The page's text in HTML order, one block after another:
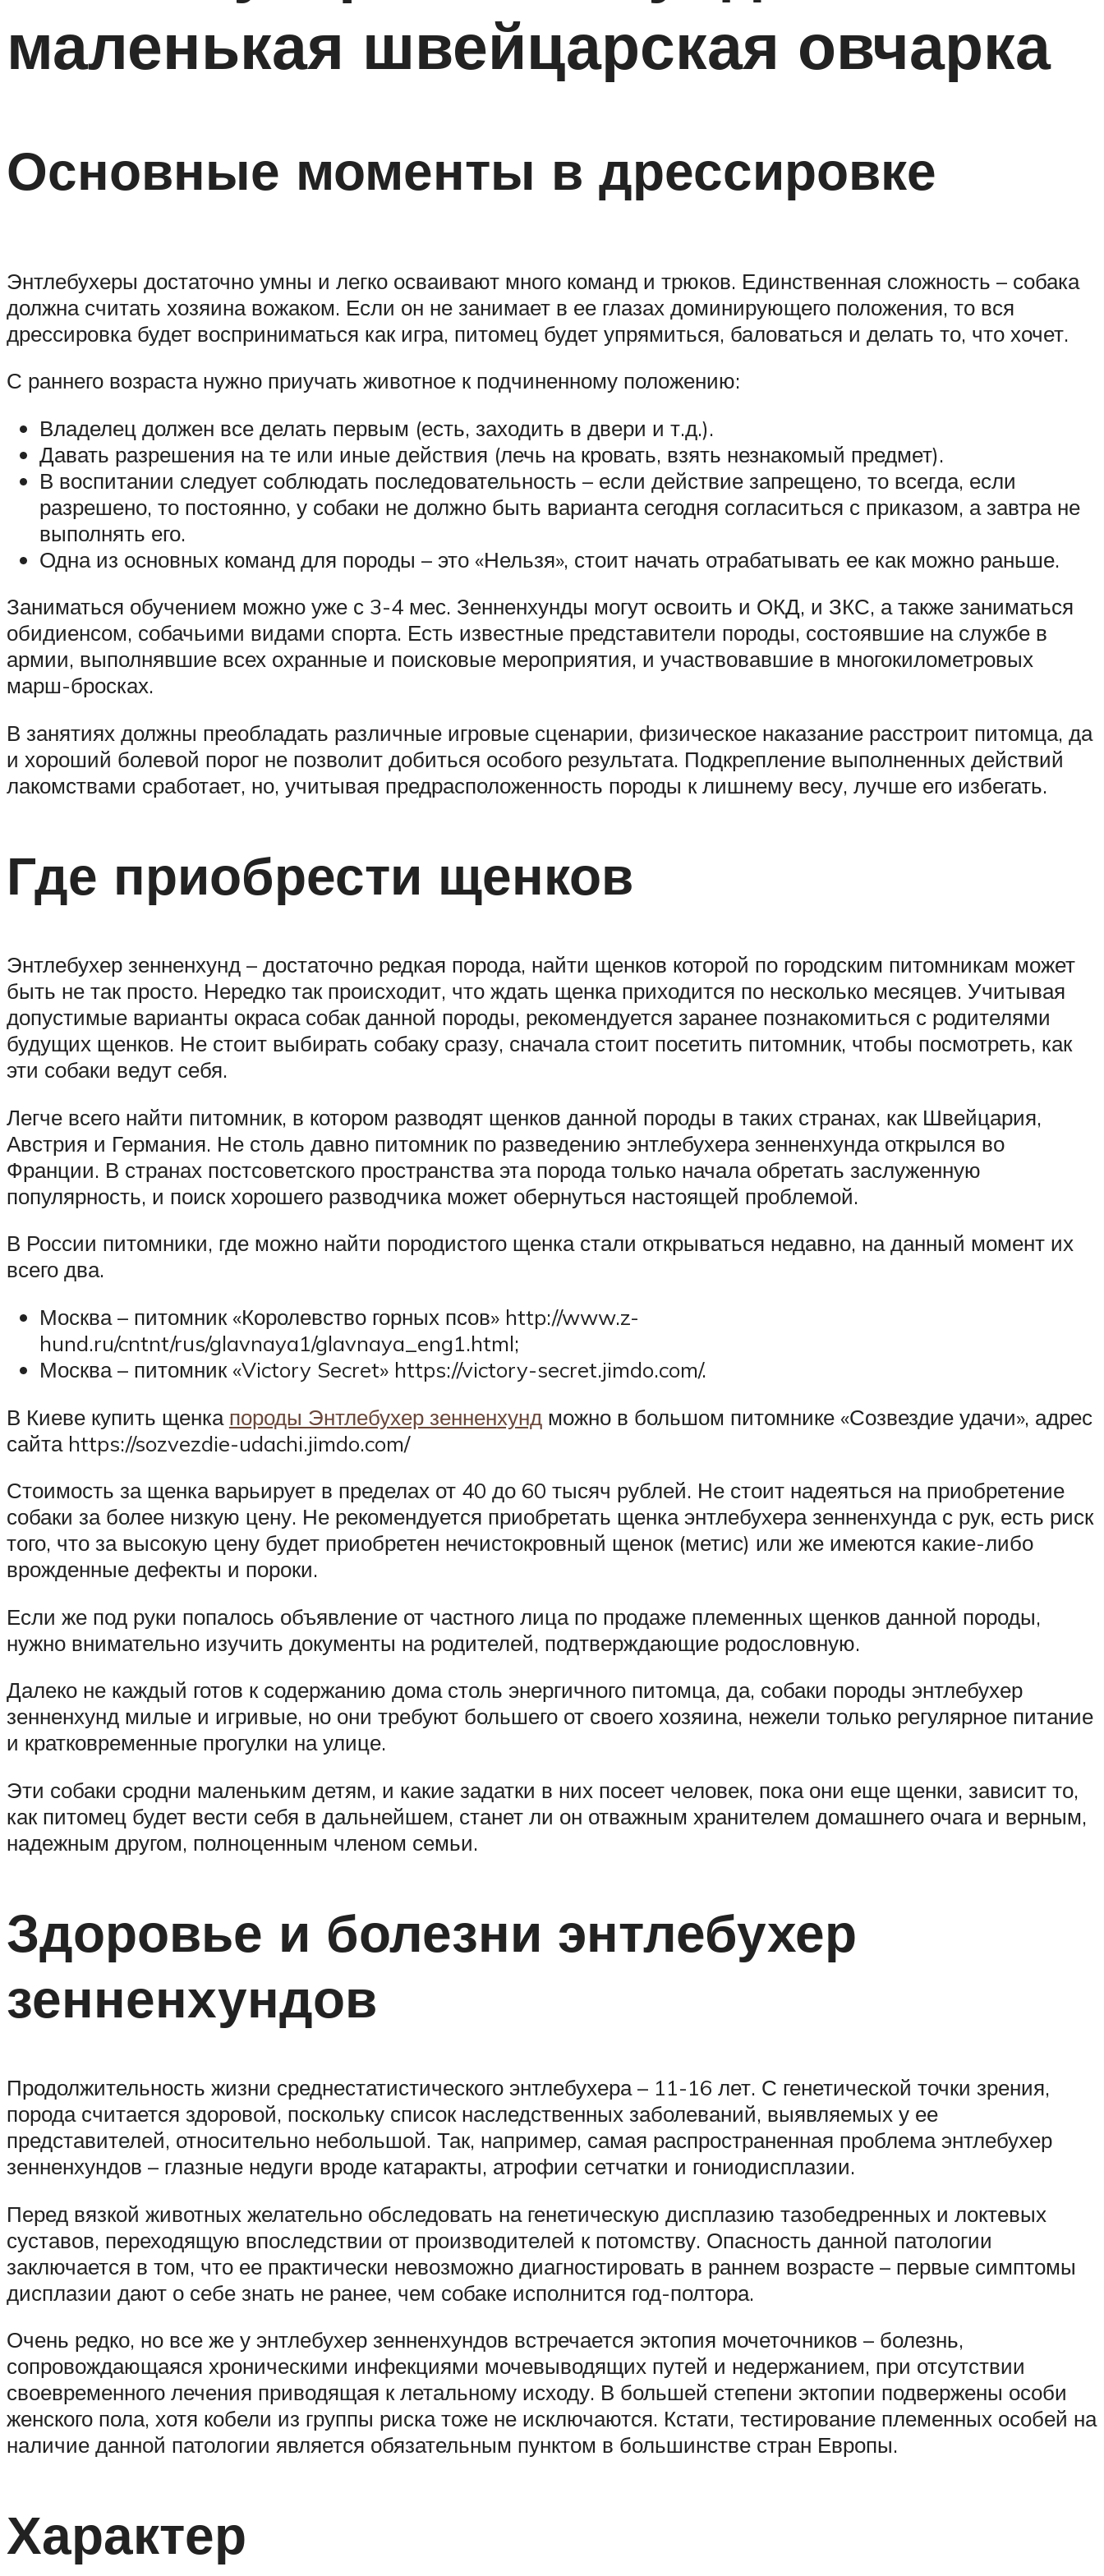
маленькая швейцарская овчарка
Основные моменты в дрессировке
Энтлебухеры достаточно умны и легко осваивают много команд и трюков. Единственная сложность – собака
должна считать хозяина вожаком. Если он не занимает в ее глазах доминирующего положения, то вся
дрессировка будет восприниматься как игра, питомец будет упрямиться, баловаться и делать то, что хочет.
С раннего возраста нужно приучать животное к подчиненному положению:
Владелец должен все делать первым (есть, заходить в двери и т.д.).
Давать разрешения на те или иные действия (лечь на кровать, взять незнакомый предмет).
В воспитании следует соблюдать последовательность – если действие запрещено, то всегда, если
разрешено, то постоянно, у собаки не должно быть варианта сегодня согласиться с приказом, а завтра не
выполнять его.
Одна из основных команд для породы – это «Нельзя», стоит начать отрабатывать ее как можно раньше.
Заниматься обучением можно уже с 3-4 мес. Зенненхунды могут освоить и ОКД, и ЗКС, а также заниматься
обидиенсом, собачьими видами спорта. Есть известные представители породы, состоявшие на службе в
армии, выполнявшие всех охранные и поисковые мероприятия, и участвовавшие в многокилометровых
марш-бросках.
В занятиях должны преобладать различные игровые сценарии, физическое наказание расстроит питомца, да
и хороший болевой порог не позволит добиться особого результата. Подкрепление выполненных действий
лакомствами сработает, но, учитывая предрасположенность породы к лишнему весу, лучше его избегать.
Где приобрести щенков
Энтлебухер зенненхунд – достаточно редкая порода, найти щенков которой по городским питомникам может
быть не так просто. Нередко так происходит, что ждать щенка приходится по несколько месяцев. Учитывая
допустимые варианты окраса собак данной породы, рекомендуется заранее познакомиться с родителями
будущих щенков. Не стоит выбирать собаку сразу, сначала стоит посетить питомник, чтобы посмотреть, как
эти собаки ведут себя.
Легче всего найти питомник, в котором разводят щенков данной породы в таких странах, как Швейцария,
Австрия и Германия. Не столь давно питомник по разведению энтлебухера зенненхунда открылся во
Франции. В странах постсоветского пространства эта порода только начала обретать заслуженную
популярность, и поиск хорошего разводчика может обернуться настоящей проблемой.
В России питомники, где можно найти породистого щенка стали открываться недавно, на данный момент их
всего два.
Москва – питомник «Королевство горных псов» http://www.z-
hund.ru/cntnt/rus/glavnaya1/glavnaya_eng1.html;
Москва – питомник «Victory Secret» https://victory-secret.jimdo.com/.
В Киеве купить щенка породы Энтлебухер зенненхунд можно в большом питомнике «Созвездие удачи», адрес
сайта https://sozvezdie-udachi.jimdo.com/
Стоимость за щенка варьирует в пределах от 40 до 60 тысяч рублей. Не стоит надеяться на приобретение
собаки за более низкую цену. Не рекомендуется приобретать щенка энтлебухера зенненхунда с рук, есть риск
того, что за высокую цену будет приобретен нечистокровный щенок (метис) или же имеются какие-либо
врожденные дефекты и пороки.
Если же под руки попалось объявление от частного лица по продаже племенных щенков данной породы,
нужно внимательно изучить документы на родителей, подтверждающие родословную.
Далеко не каждый готов к содержанию дома столь энергичного питомца, да, собаки породы энтлебухер
зенненхунд милые и игривые, но они требуют большего от своего хозяина, нежели только регулярное питание
и кратковременные прогулки на улице.
Эти собаки сродни маленьким детям, и какие задатки в них посеет человек, пока они еще щенки, зависит то,
как питомец будет вести себя в дальнейшем, станет ли он отважным хранителем домашнего очага и верным,
надежным другом, полноценным членом семьи.
Здоровье и болезни энтлебухер
зенненхундов
Продолжительность жизни среднестатистического энтлебухера – 11-16 лет. С генетической точки зрения,
порода считается здоровой, поскольку список наследственных заболеваний, выявляемых у ее
представителей, относительно небольшой. Так, например, самая распространенная проблема энтлебухер
зенненхундов – глазные недуги вроде катаракты, атрофии сетчатки и гониодисплазии.
Перед вязкой животных желательно обследовать на генетическую дисплазию тазобедренных и локтевых
суставов, переходящую впоследствии от производителей к потомству. Опасность данной патологии
заключается в том, что ее практически невозможно диагностировать в раннем возрасте – первые симптомы
дисплазии дают о себе знать не ранее, чем собаке исполнится год-полтора.
Очень редко, но все же у энтлебухер зенненхундов встречается эктопия мочеточников – болезнь,
сопровождающаяся хроническими инфекциями мочевыводящих путей и недержанием, при отсутствии
своевременного лечения приводящая к летальному исходу. В большей степени эктопии подвержены особи
женского пола, хотя кобели из группы риска тоже не исключаются. Кстати, тестирование племенных особей на
наличие данной патологии является обязательным пунктом в большинстве стран Европы.
Характер